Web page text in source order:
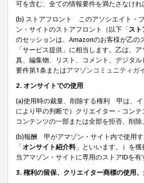
可を含む、全ての情報要件を満たさなけれ
(b) ストアフロント このアソシエイト・
ン・サイトのストアフロント（以下「スト
のセッションは、Amazonのお客様が乙
「サービス提供」に相当します。乙は、
真、編集物、リスト、コメント、デジタ
要件第1条またはアマゾンコミュニティガ
2. オンサイトでの使用
(a)使用時の裁量、削除する権利 甲は、
により甲の判断で）クリエイター・コン
コンテンツの一部または全部を拒否、削
(b)報酬 甲がアマゾン・サイト内で使用
「オンサイト紹介料」といいます。）を
当アマゾン・サイトに専用のストアIDを
3. 権利の留保、クリエイター商標の使用